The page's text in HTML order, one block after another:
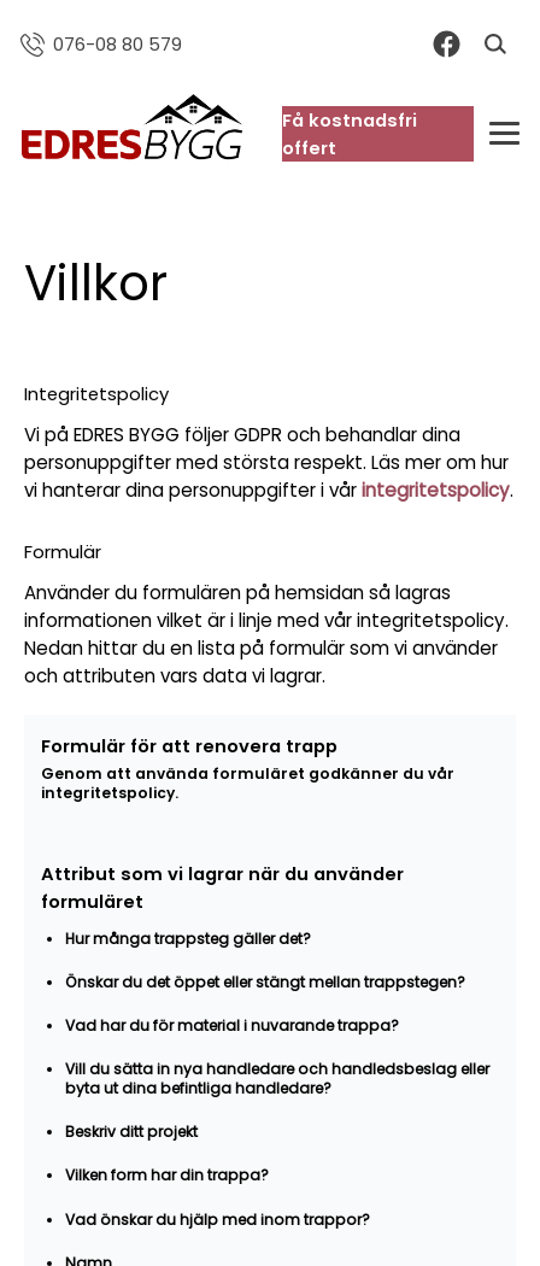
076-08 80 579
Få kostnadsfri
offert
Villkor
Integritetspolicy
Vi på EDRES BYGG följer GDPR och behandlar dina
personuppgifter med största respekt. Läs mer om hur
vi hanterar dina personuppgifter i vårintegritetspolicy.
Formulär
Använder du formulären på hemsidan så lagras
informationen vilket är i linje med vår integritetspolicy.
Nedan hittar du en lista på formulär som vi använder
och attributen vars data vi lagrar.
Formulär för att renovera trapp
Genom att använda formuläret godkänner du vår
integritetspolicy.
Attribut som vi lagrar när du använder
formuläret
Hur många trappsteg gäller det?
Önskar du det öppet eller stängt mellan trappstegen?
Vad har du för material i nuvarande trappa?
Vill du sätta in nya handledare och handledsbeslag eller
byta ut dina befintliga handledare?
Beskriv ditt projekt
Vilken form har din trappa?
Vad önskar du hjälp med inom trappor?